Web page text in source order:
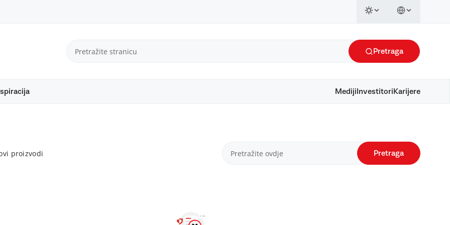
Pretraga
Mediji Investitori Karijere
proizvodi Pretraga